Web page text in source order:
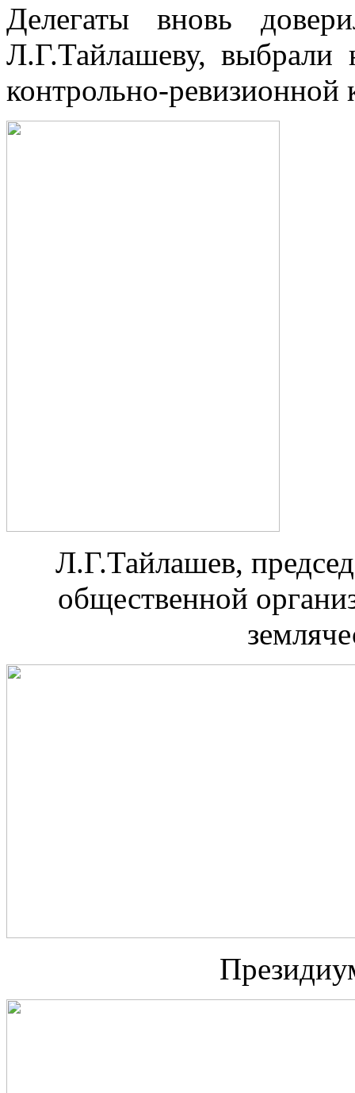
Делегаты вновь
Л.Г.Тайлашеву, выбрали
контрольно-ревизионной
Л.Г.Тайлашев,
общественной